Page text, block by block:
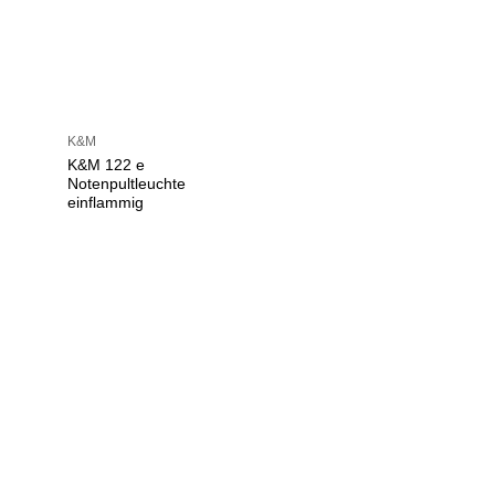
K&M
K&M 122 e
Notenpultleuchte
einflammig